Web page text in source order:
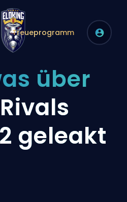
Treueprogramm
über
Rivals
geleakt